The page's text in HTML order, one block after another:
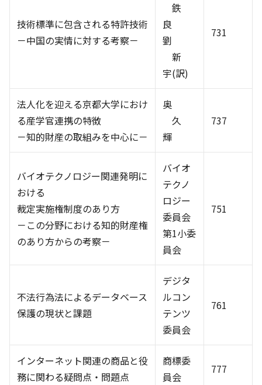
技術標準に包含される特許技術
－中国の実情に対する考察－
鉄
良
劉
新
宇(訳)
731
法人化を迎える京都大学におけ
る産学官連携の特徴
－知的財産の取組みを中心に－
奥
久
輝
737
バイオテクノロジー関連発明に
おける
裁定実施権制度のあり方
－この分野における知的財産権
のあり方からの考察－
バイオ
テクノ
ロジー
委員会
第1小委
員会
751
不法行為法によるデータベース
保護の現状と課題
デジタ
ルコン
テンツ
委員会
761
インターネット関連の商品と役
務に関わる疑問点・問題点
商標委
員会
777